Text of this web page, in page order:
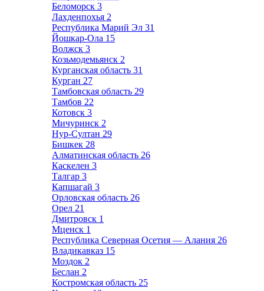
Беломорск 3
Лахденпохья 2
Республика Марий Эл 31
Йошкар-Ола 15
Волжск 3
Козьмодемьянск 2
Курганская область 31
Курган 27
Тамбовская область 29
Тамбов 22
Котовск 3
Мичуринск 2
Нур-Султан 29
Бишкек 28
Алматинская область 26
Каскелен 3
Талгар 3
Капшагай 3
Орловская область 26
Орел 21
Дмитровск 1
Мценск 1
Республика Северная Осетия — Алания 26
Владикавказ 15
Моздок 2
Беслан 2
Костромская область 25